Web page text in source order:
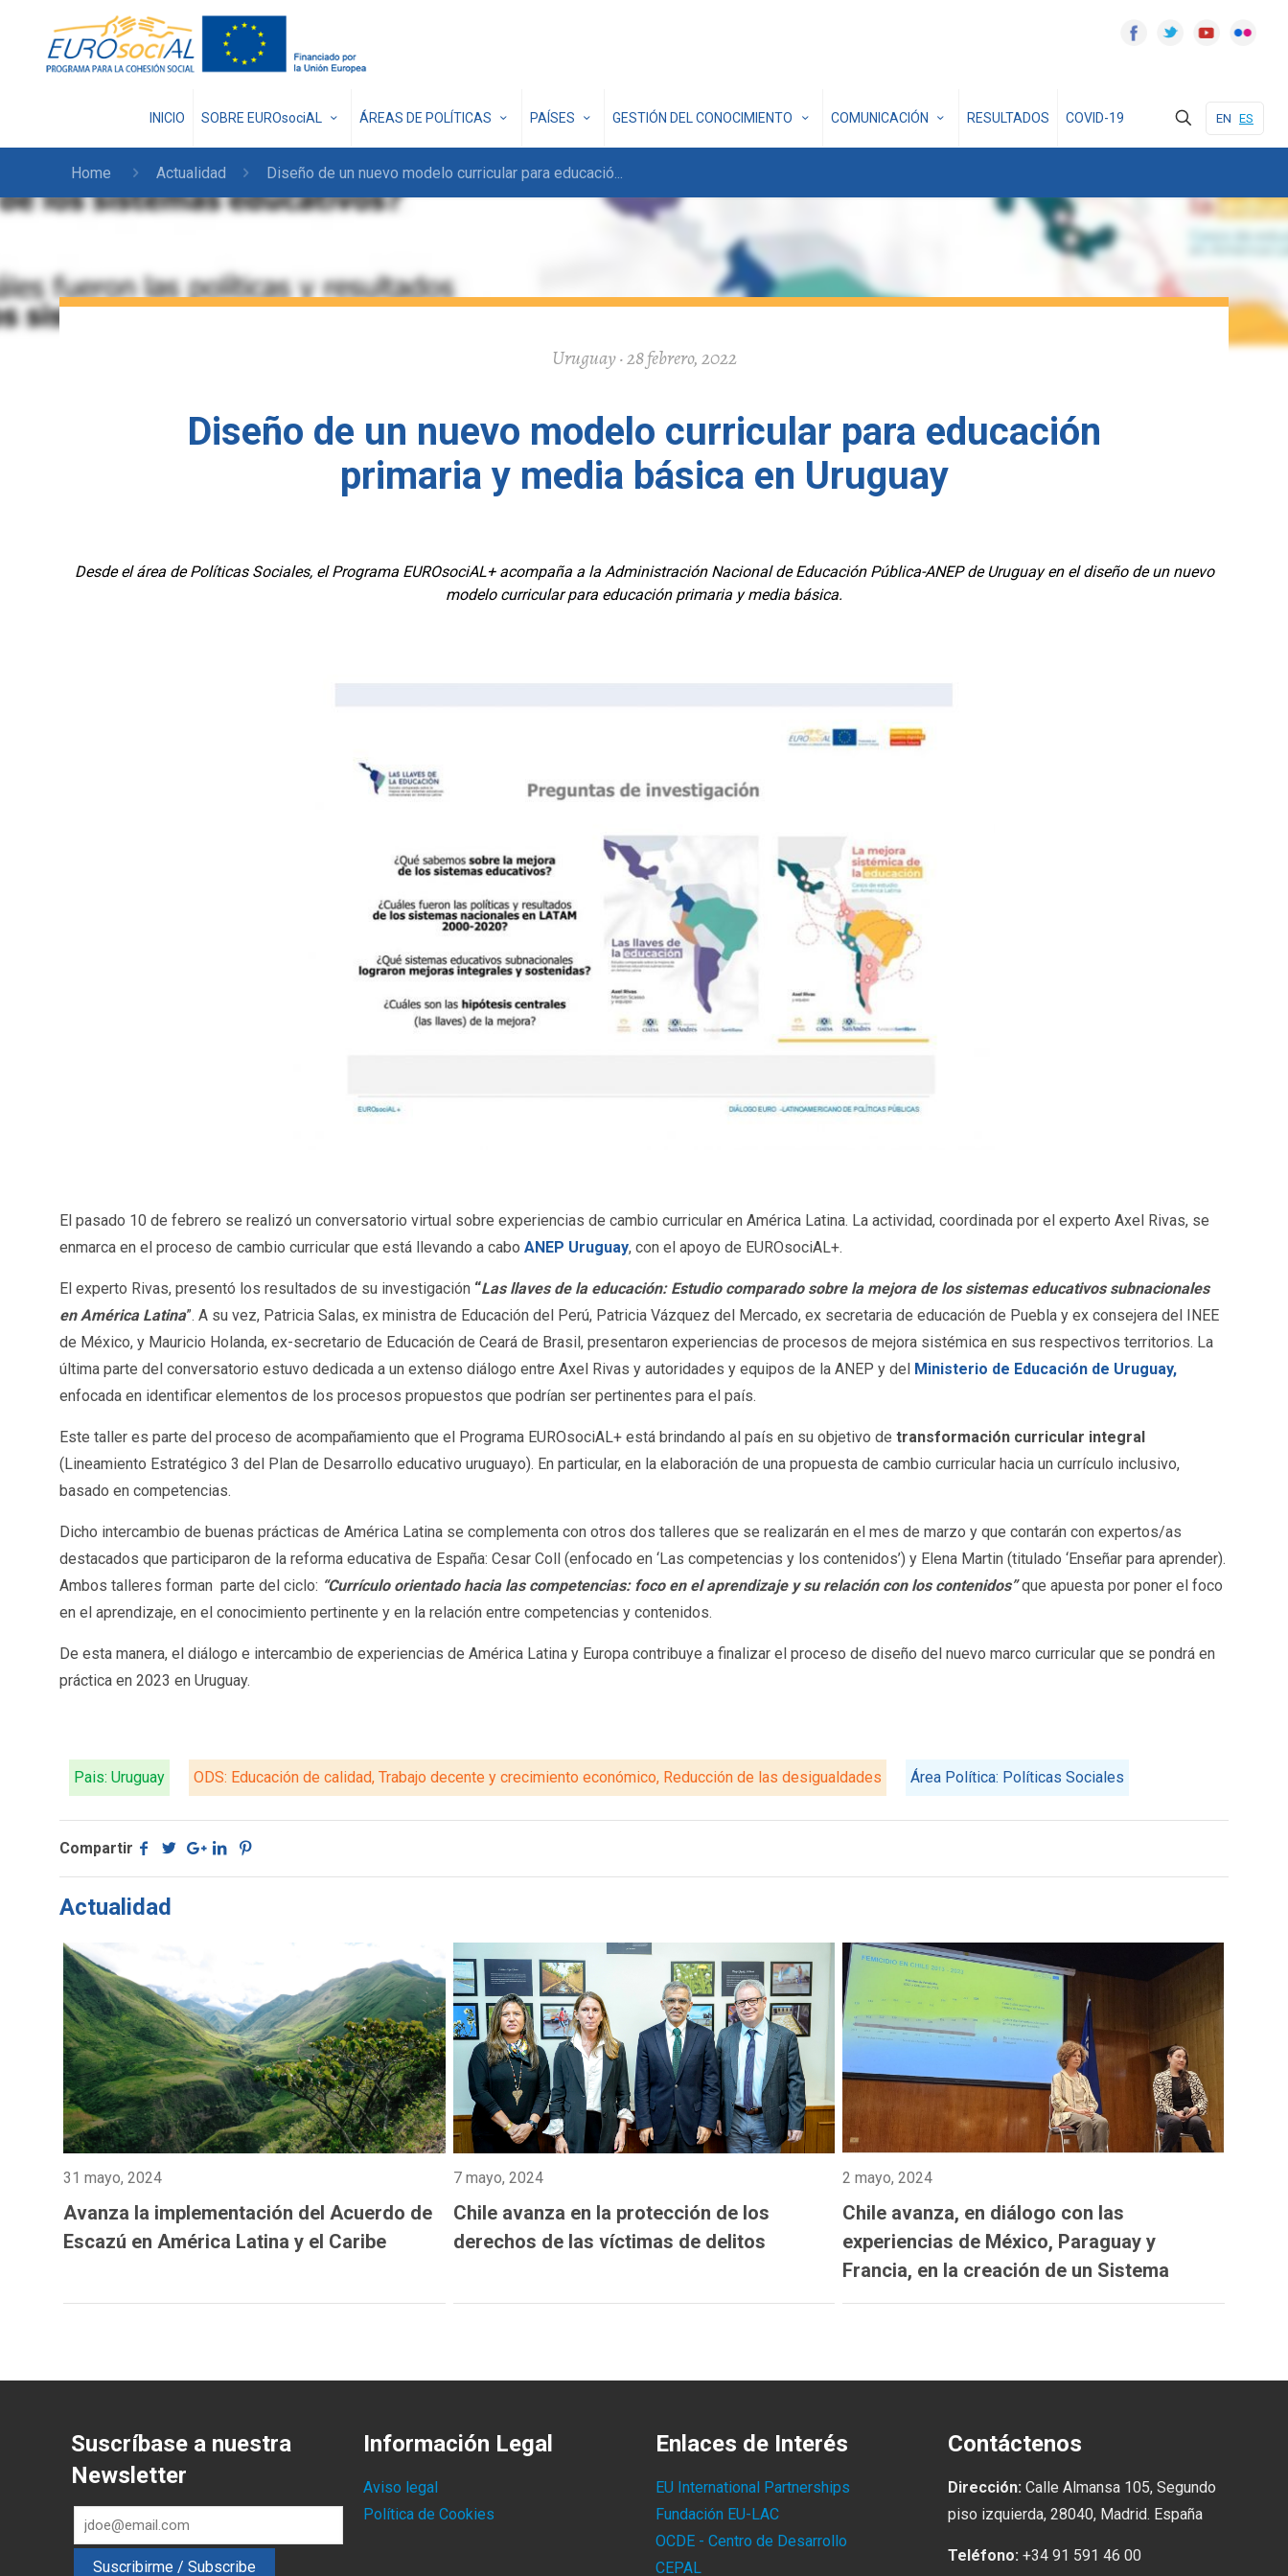
INICIO SOBRE EUROsociAL ÁREAS DE POLÍTICAS PAÍSES GESTIÓN DEL CONOCIMIENTO COMUNICACIÓN RESULTADOS COVID-19 EN ES
Home Actualidad Diseño de un nuevo modelo curricular para educació...
Uruguay · 28 febrero, 2022
Diseño de un nuevo modelo curricular para educación
primaria y media básica en Uruguay
Desde el área de Políticas Sociales, el Programa EUROsociAL+ acompaña a la Administración Nacional de Educación Pública-ANEP de Uruguay en el diseño de un nuevo
modelo curricular para educación primaria y media básica.
El pasado 10 de febrero se realizó un conversatorio virtual sobre experiencias de cambio curricular en América Latina. La actividad, coordinada por el experto Axel Rivas, se
enmarca en el proceso de cambio curricular que está llevando a cabo ANEP Uruguay, con el apoyo de EUROsociAL+.
El experto Rivas, presentó los resultados de su investigación “Las llaves de la educación: Estudio comparado sobre la mejora de los sistemas educativos subnacionales
en América Latina”. A su vez, Patricia Salas, ex ministra de Educación del Perú, Patricia Vázquez del Mercado, ex secretaria de educación de Puebla y ex consejera del INEE
de México, y Mauricio Holanda, ex-secretario de Educación de Ceará de Brasil, presentaron experiencias de procesos de mejora sistémica en sus respectivos territorios. La
última parte del conversatorio estuvo dedicada a un extenso diálogo entre Axel Rivas y autoridades y equipos de la ANEP y del
Ministerio de Educación de Uruguay,
enfocada en identificar elementos de los procesos propuestos que podrían ser pertinentes para el país.
Este taller es parte del proceso de acompañamiento que el Programa EUROsociAL+ está brindando al país en su objetivo de transformación curricular integral
(Lineamiento Estratégico 3 del Plan de Desarrollo educativo uruguayo). En particular, en la elaboración de una propuesta de cambio curricular hacia un currículo inclusivo,
basado en competencias.
Dicho intercambio de buenas prácticas de América Latina se complementa con otros dos talleres que se realizarán en el mes de marzo y que contarán con expertos/as
destacados que participaron de la reforma educativa de España: Cesar Coll (enfocado en ‘Las competencias y los contenidos’) y Elena Martin (titulado ‘Enseñar para aprender).
Ambos talleres forman parte del ciclo: “Currículo orientado hacia las competencias: foco en el aprendizaje y su relación con los contenidos”que apuesta por poner el foco
en el aprendizaje, en el conocimiento pertinente y en la relación entre competencias y contenidos.
De esta manera, el diálogo e intercambio de experiencias de América Latina y Europa contribuye a finalizar el proceso de diseño del nuevo marco curricular que se pondrá en
práctica en 2023 en Uruguay.
Pais: Uruguay ODS: Educación de calidad, Trabajo decente y crecimiento económico, Reducción de las desigualdades Área Política: Políticas Sociales
Compartir
Actualidad
31 mayo, 2024
Avanza la implementación del Acuerdo de
Escazú en América Latina y el Caribe
7 mayo, 2024
Chile avanza en la protección de los
derechos de las víctimas de delitos
2 mayo, 2024
Chile avanza, en diálogo con las
experiencias de México, Paraguay y
Francia, en la creación de un Sistema
Integrado de Información sobre Violencia
Suscríbase a nuestra
Newsletter
Información Legal
Aviso legal
Política de Cookies
Enlaces de Interés
EU International Partnerships
Fundación EU-LAC
OCDE - Centro de Desarrollo
CEPAL
Contáctenos
Dirección: Calle Almansa 105, Segundo
piso izquierda, 28040, Madrid. España
Teléfono: +34 91 591 46 00